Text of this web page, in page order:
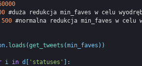
#duża redukcja min_faves w celu
500 #normalna redukcja min_faves w celu
. loads (get_tweets (min_faves ) )
i in d [ 'statuses' ] :